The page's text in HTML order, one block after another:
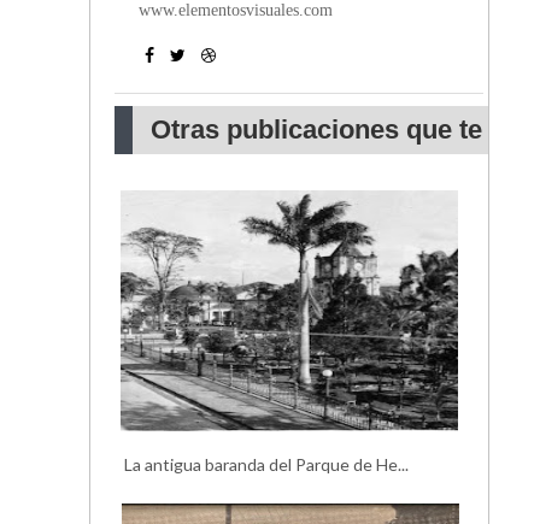
www.elementosvisuales.com
Otras publicaciones que te
La antigua baranda del Parque de He...